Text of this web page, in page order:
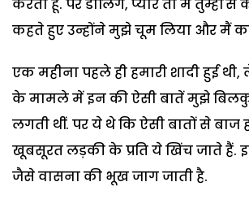
करता हूं. पर डार्लिंग, प्यार तो मैं तुम्हीं से
कहते हुए उन्होंने मुझे चूम लिया और मैं
एक महीना पहले ही हमारी शादी हुई
के मामले में इन की ऐसी बातें मुझे
लगती थीं. पर ये थे कि ऐसी बातों से बाज
खूबसूरत लड़की के प्रति ये खिंच जाते हैं.
जैसे वासना की भूख जाग जाती है.